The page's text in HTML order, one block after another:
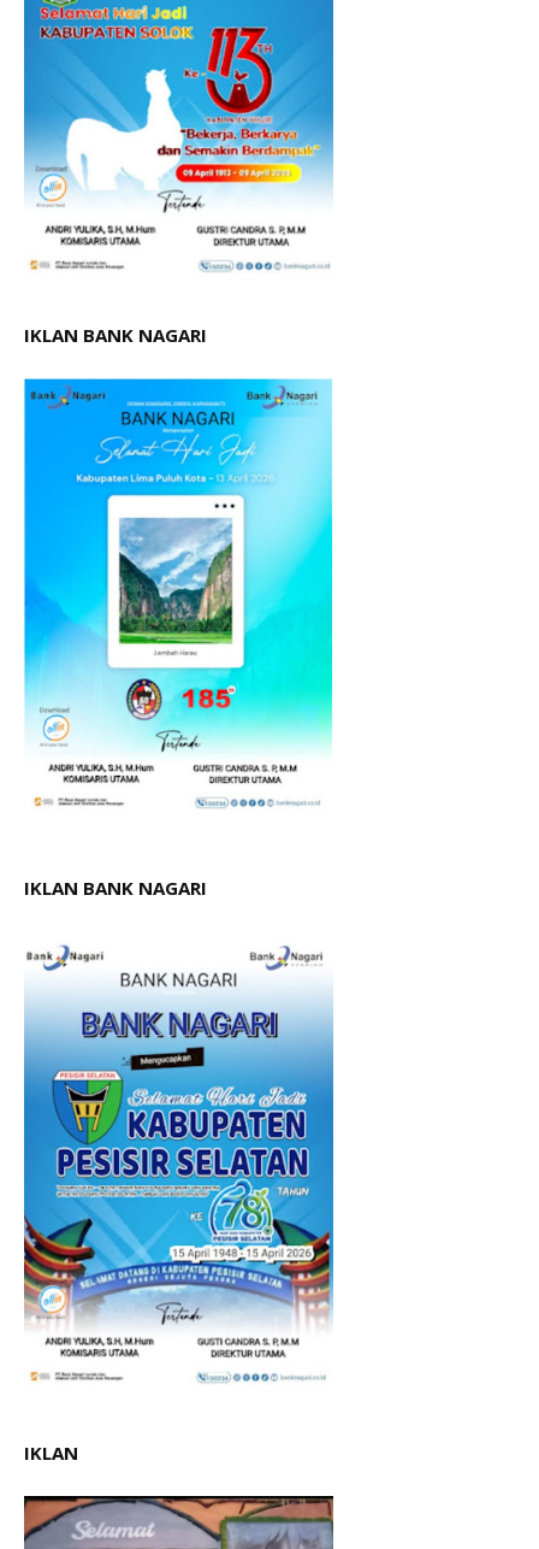
IKLAN BANK NAGARI
IKLAN BANK NAGARI
IKLAN